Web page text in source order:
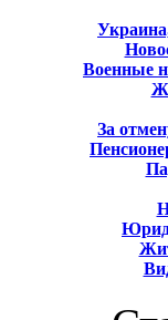
Военные
За